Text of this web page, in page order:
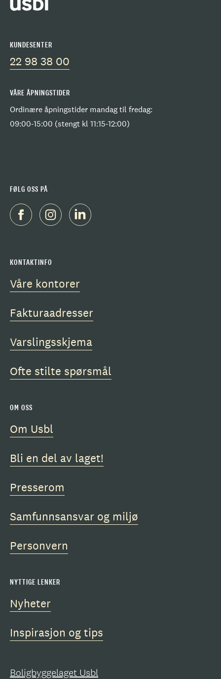
KUNDESENTER
22 98 38 00
VÅRE ÅPNINGSTIDER
Ordinære åpningstider mandag til fredag:
09:00-15:00 (stengt kl 11:15-12:00)
FØLG OSS PÅ
KONTAKTINFO
Våre kontorer
Fakturaadresser
Varslingsskjema
Ofte stilte spørsmål
OM OSS
Om Usbl
Bli en del av laget!
Presserom
Samfunnsansvar og miljø
Personvern
NYTTIGE LENKER
Nyheter
Inspirasjon og tips
Boligbyggelaget Usbl